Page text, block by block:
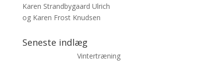
Karen Strandbygaard Ulrich
og Karen Frost Knudsen
Seneste indlæg
Vintertræning